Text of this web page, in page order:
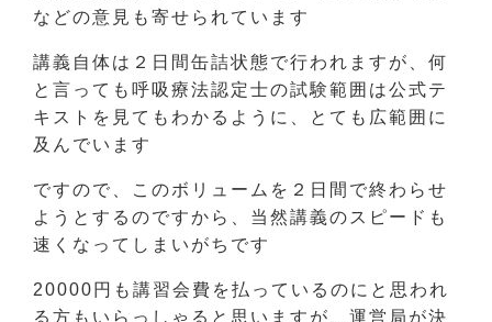
などの意見も寄せられています
講義自体は２日間缶詰状態で行われますが、何
と言っても呼吸療法認定士の試験範囲は公式テ
キストを見てもわかるように、とても広範囲に
及んでいます
ですので、このボリュームを２日間で終わらせ
ようとするのですから、当然講義のスピードも
速くなってしまいがちです
20000円も講習会費を払っているのにと思われ
る方もいらっしゃると思いますが、運営局が決